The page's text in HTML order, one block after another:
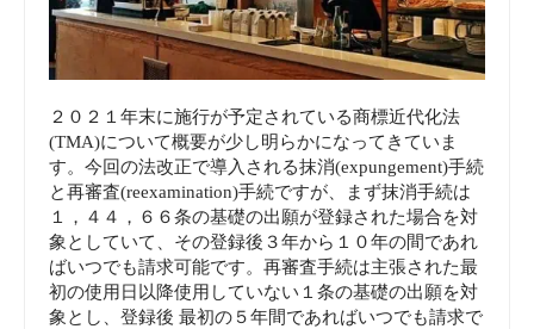
２０２１年末に施行が予定されている商標近代化法
(TMA)について概要が少し明らかになってきていま
す。今回の法改正で導入される抹消(expungement)手続
と再審査(reexamination)手続ですが、まず抹消手続は
１，４４，６６条の基礎の出願が登録された場合を対
象としていて、その登録後３年から１０年の間であれ
ばいつでも請求可能です。再審査手続は主張された最
初の使用日以降使用していない１条の基礎の出願を対
象とし、登録後 最初の５年間であればいつでも請求で